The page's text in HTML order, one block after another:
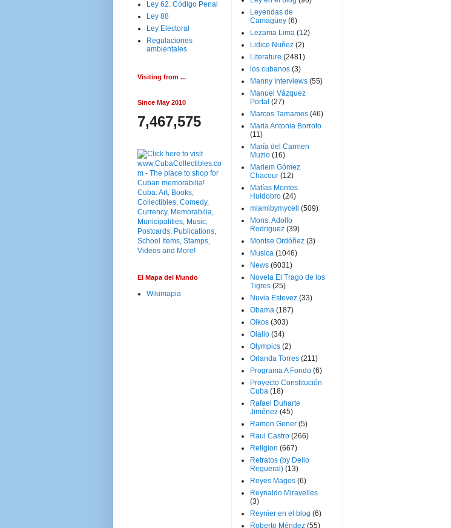
Ley 62. Código Penal
Ley 88
Ley Electoral
Regulaciones
ambientales
Visiting from ...
Since May 2010
7,467,575
El Mapa del Mundo
Wikimapia
Leyendas de
Camagüey (6)
Lezama Lima (12)
Lidice Nuñez (2)
Literature (2481)
los cubanos (3)
Manny Interviews (55)
Manuel Vázquez
Portal (27)
Marcos Tamames (46)
Maria Antonia Borroto
(11)
María del Carmen
Muzio (16)
Mariem Gómez
Chacour (12)
Matías Montes
Huidobro (24)
miamibymycell
(509)
Mons. Adolfo
Rodriguez (39)
Montse Ordóñez (3)
Musica (1046)
News (6031)
Novela El Trago de los
Tigres (25)
Nuvia Estevez (33)
Obama (187)
Oikos (303)
Olallo (34)
Olympics (2)
Orlanda Torres (211)
Programa A Fondo (6)
Proyecto Constitución
Cuba (18)
Rafael Duharte
Jiménez (45)
Ramon Gener (5)
Raul Castro (266)
Religion (667)
Retratos (by Delio
Regueral) (13)
Reyes Magos (6)
Reynaldo Miravelles
(3)
Reynier en el blog (6)
Roberto Méndez (55)